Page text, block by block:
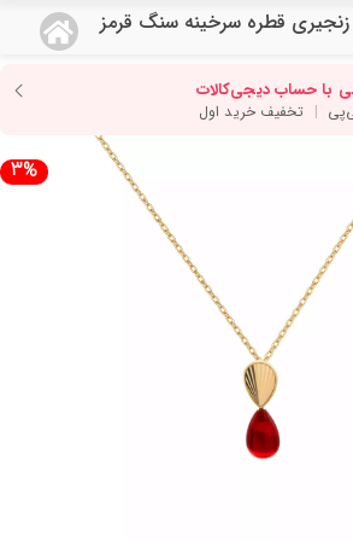
زنجیری قطره سرخینه سنگ قرمز
منو
3%